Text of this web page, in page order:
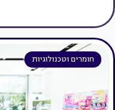
חומרים וטכנולוגיות